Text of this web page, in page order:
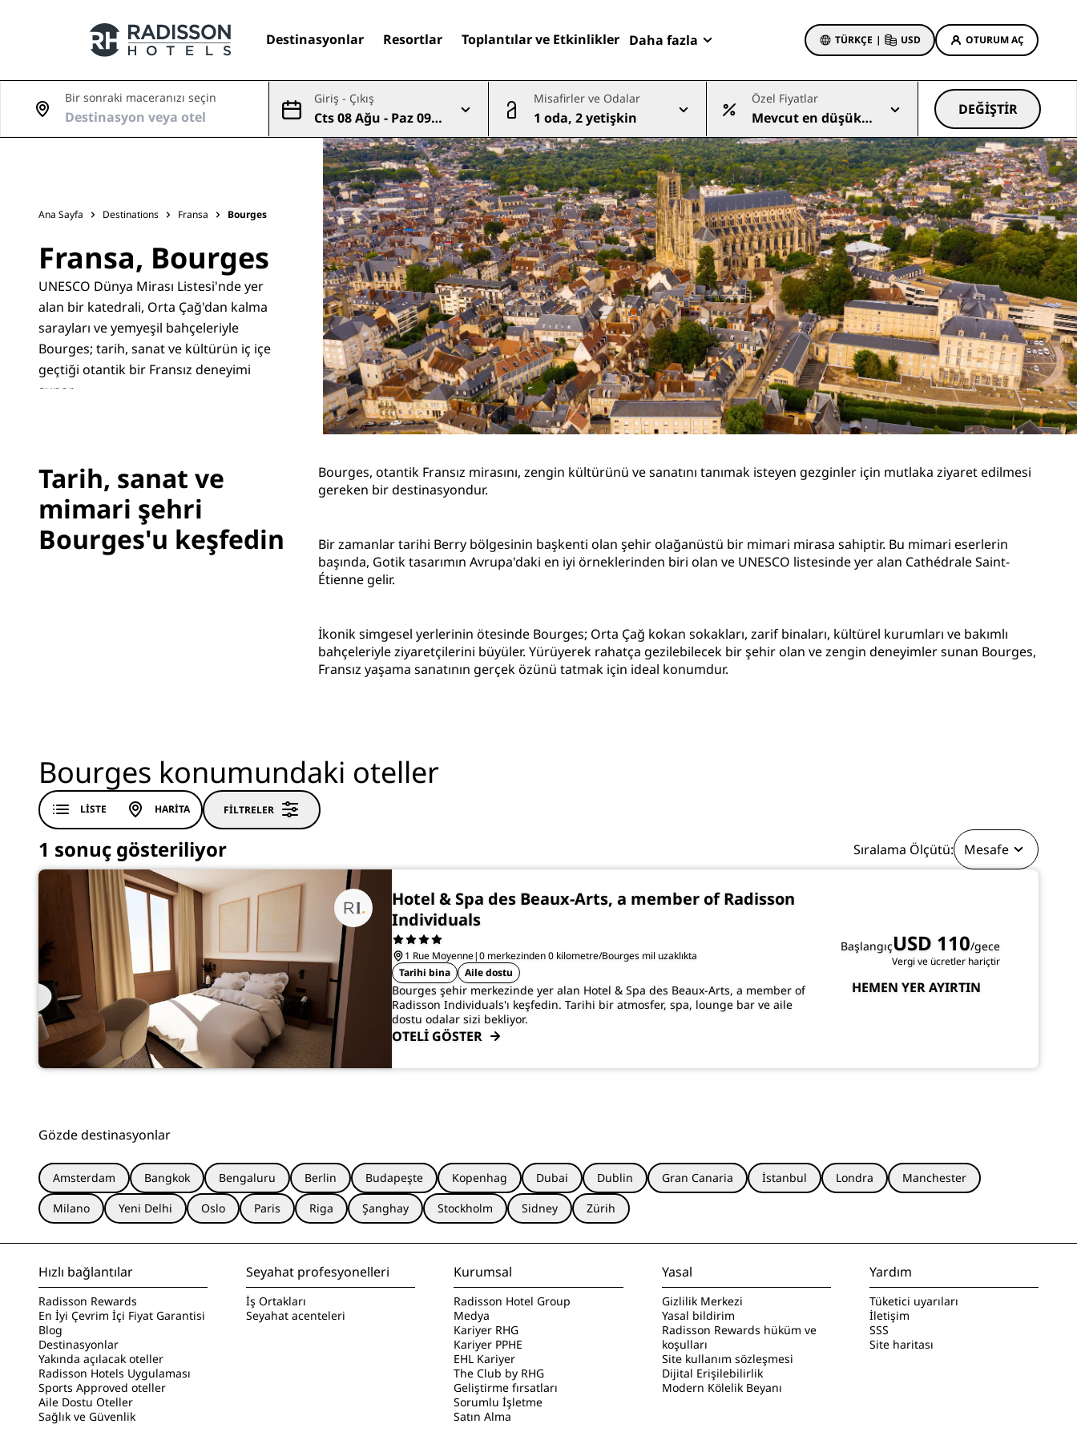
Destinasyonlar Resortlar Toplantılar ve Etkinlikler Daha fazla
Fırsatlar
Radisson Rewards
Rezervasyonlarım
TÜRKÇE | USD OTURUM AÇ
Markalarımız
Otelinizi bulun
Destinasyonlar
Resortlar
Hizmet verilen daireler
Havaalanı otelleri
Yeni & yakında kullanıma
sunulacak oteller
Toplantılar ve Etkinlikler
Radisson Meetings'i Keşfedin
Toplantı odası rezerve edin
Fiyat Teklifi İsteyin
Etkinlik Destinasyonları
Yemek
Dijital Hizmetler
Radisson Hotels Uygulaması
Otel Fırsatları
Tekliflerimizi keşfedin
İlk seferin büyüsü
Deals of the Day
Erken rezervasyon
Paketlerimize göz atın
Seyahat fikirleri
Aile dostu oteller
Rad Pets
Düğün mekanları
Sürdürülebilir konaklamalar
Spor takımı konaklamaları
Şehir merkezi otelleri
Radisson Rewards
Puanlar nasıl kullanılır?
Nasıl puan kazanılır?
Bir sonraki maceranızı seçin Giriş - Çıkış
Cts 08 Ağu - Paz 09 A
ğu
Misafirler ve Odalar
1 oda, 2 yetişkin
Özel Fiyatlar
Mevcut en düşük
fiyat
DEĞIŞTIR
Ana Sayfa Destinations Fransa Bourges
Fransa, Bourges
UNESCO Dünya Mirası Listesi'nde yer
alan bir katedrali, Orta Çağ'dan kalma
sarayları ve yemyeşil bahçeleriyle
Bourges; tarih, sanat ve kültürün iç içe
geçtiği otantik bir Fransız deneyimi
sunar.
Tarih, sanat ve
mimari şehri
Bourges'u keşfedin
Bourges, otantik Fransız mirasını, zengin kültürünü ve sanatını tanımak isteyen gezginler için mutlaka ziyaret edilmesi
gereken bir destinasyondur.
Bir zamanlar tarihi Berry bölgesinin başkenti olan şehir olağanüstü bir mimari mirasa sahiptir. Bu mimari eserlerin
başında, Gotik tasarımın Avrupa'daki en iyi örneklerinden biri olan ve UNESCO listesinde yer alan Cathédrale Saint-
Étienne gelir.
İkonik simgesel yerlerinin ötesinde Bourges; Orta Çağ kokan sokakları, zarif binaları, kültürel kurumları ve bakımlı
bahçeleriyle ziyaretçilerini büyüler. Yürüyerek rahatça gezilebilecek bir şehir olan ve zengin deneyimler sunan Bourges,
Fransız yaşama sanatının gerçek özünü tatmak için ideal konumdur.
Bourges konumundaki oteller
LISTE HARITA FILTRELER
1 sonuç gösteriliyor Sıralama Ölçütü: Mesafe
Hotel & Spa des Beaux-Arts, a member of Radisson
Individuals
1 Rue Moyenne|0 merkezinden 0 kilometre/Bourges mil uzaklıkta
Tarihi bina
Aile dostu
Bourges şehir merkezinde yer alan Hotel & Spa des Beaux-Arts, a member of
Radisson Individuals'ı keşfedin. Tarihi bir atmosfer, spa, lounge bar ve aile
dostu odalar sizi bekliyor.
OTELİ GÖSTER
BaşlangıçUSD 110/gece
Vergi ve ücretler hariçtir
HEMEN YER AYIRTIN
Gözde destinasyonlar
Amsterdam Bangkok Bengaluru Berlin Budapeşte Kopenhag Dubai Dublin Gran Canaria İstanbul Londra
Manchester
Milano
Yeni Delhi Oslo Paris Riga Şanghay Stockholm Sidney Zürih
Hızlı bağlantılar
Radisson Rewards
En İyi Çevrim İçi Fiyat Garantisi
Blog
Destinasyonlar
Yakında açılacak oteller
Radisson Hotels Uygulaması
Sports Approved oteller
Aile Dostu Oteller
Sağlık ve Güvenlik
Seyahat profesyonelleri
İş Ortakları
Seyahat acenteleri
Kurumsal
Radisson Hotel Group
Medya
Kariyer RHG
Kariyer PPHE
EHL Kariyer
The Club by RHG
Geliştirme fırsatları
Sorumlu İşletme
Satın Alma
Yasal
Gizlilik Merkezi
Yasal bildirim
Radisson Rewards hüküm ve
koşulları
Site kullanım sözleşmesi
Dijital Erişilebilirlik
Modern Kölelik Beyanı
Yardım
Tüketici uyarıları
İletişim
SSS
Site haritası